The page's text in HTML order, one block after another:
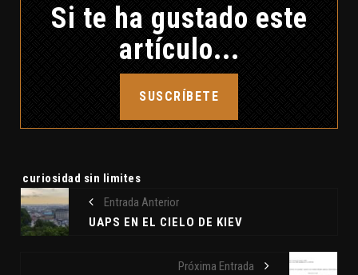
Si te ha gustado este
artículo...
SUSCRÍBETE
Etiquetas:
curiosidad sin limites
Entrada Anterior
UAPS EN EL CIELO DE KIEV
Próxima Entrada